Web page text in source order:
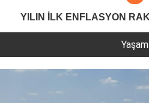
YILIN İLK ENFLASYON
Yaşam